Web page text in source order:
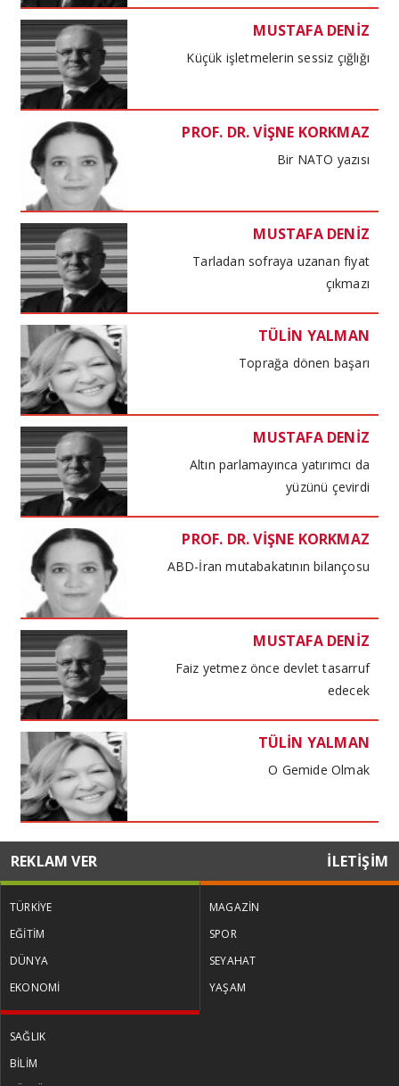
MUSTAFA DENİZ
Küçük işletmelerin sessiz çığlığı
PROF. DR. VİŞNE KORKMAZ
Bir NATO yazısı
MUSTAFA DENİZ
Tarladan sofraya uzanan fiyat
çıkmazı
TÜLİN YALMAN
Toprağa dönen başarı
MUSTAFA DENİZ
Altın parlamayınca yatırımcı da
yüzünü çevirdi
PROF. DR. VİŞNE KORKMAZ
ABD-İran mutabakatının bilançosu
MUSTAFA DENİZ
Faiz yetmez önce devlet tasarruf
edecek
TÜLİN YALMAN
O Gemide Olmak
MUSTAFA DENİZ
Kira kıskacında haneler maliyet
REKLAM VER İLETİŞİM
TÜRKİYE
EĞİTİM
DÜNYA
EKONOMİ
MAGAZİN
SPOR
SEYAHAT
YAŞAM
SAĞLIK
BİLİM